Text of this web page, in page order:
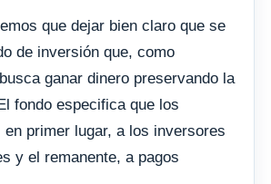
que dejar bien claro que se
de inversión que, como
ganar dinero preservando la
fondo especifica que los
en primer lugar, a los inversores
y el remanente, a pagos